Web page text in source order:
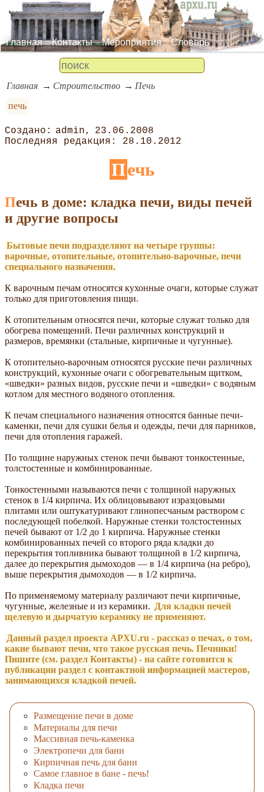
Главная Контакты Мероприятия Словарь
Главная Строительство
Печь
печь
admin
23.06.2008
28.10.2012
Печь
Печь в доме: кладка печи, виды печей
и другие вопросы
Бытовые печи подразделяют на четыре группы:
варочные, отопительные, отопительно-варочные, печи
специального назначения.
К варочным печам относятся кухонные очаги, которые служат
только для приготовления пищи.
К отопительным относятся печи, которые служат только для
обогрева помещений. Печи различных конструкций и
размеров, времянки (стальные, кирпичные и чугунные).
К отопительно-варочным относятся русские печи различных
конструкций, кухонные очаги с обогревательным щитком,
«шведки» разных видов, русские печи и «шведки» с водяным
котлом для местного водяного отопления.
К печам специального назначения относятся банные печи-
каменки, печи для сушки белья и одежды, печи для парников,
печи для отопления гаражей.
По толщине наружных стенок печи бывают тонкостенные,
толстостенные и комбинированные.
Тонкостенными называются печи с толщиной наружных
стенок в 1/4 кирпича. Их облицовывают изразцовыми
плитами или оштукатуривают глинопесчаным раствором с
последующей побелкой. Наружные стенки толстостенных
печей бывают от 1/2 до 1 кирпича. Наружные стенки
комбинированных печей со второго ряда кладки до
перекрытия топливника бывают толщиной в 1/2 кирпича,
далее до перекрытия дымоходов — в 1/4 кирпича (на ребро),
выше перекрытия дымоходов — в 1/2 кирпича.
По применяемому материалу различают печи кирпичные,
чугунные, железные и из керамики. Для кладки печей
щелевую и дырчатую керамику не применяют.
Данный раздел проекта APXU.ru - рассказ о печах, о том,
какие бывают печи, что такое русская печь. Печники!
Пишите (см. раздел Контакты) - на сайте готовится к
публикации раздел с контактной информацией мастеров,
занимающихся кладкой печей.
Размещение печи в доме
Материалы для печи
Массивная печь-каменка
Электропечи для бани
Кирпичная печь для бани
Самое главное в бане - печь!
Клaдкa пeчи